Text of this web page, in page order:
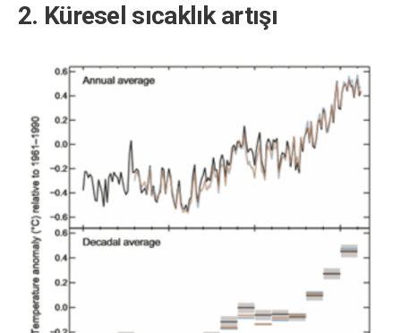
2. Küresel sıcaklık artışı